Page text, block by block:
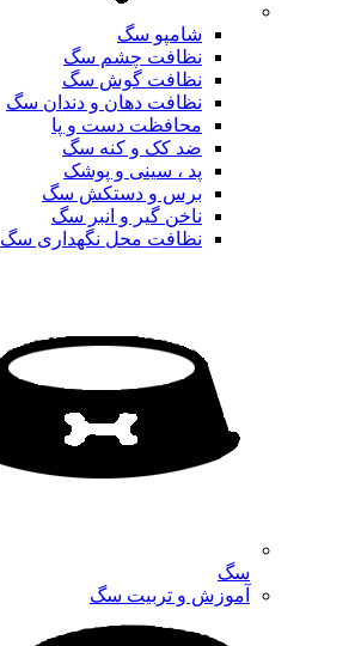
شامپو سگ
نظافت چشم سگ
نظافت گوش سگ
نظافت دهان و دندان سگ
محافظت دست و پا
ضد کک و کنه سگ
پد ، سینی و پوشک
برس و دستکش سگ
ناخن گیر و انبر سگ
نظافت محل نگهداری سگ
سگ
آموزش و تربیت سگ